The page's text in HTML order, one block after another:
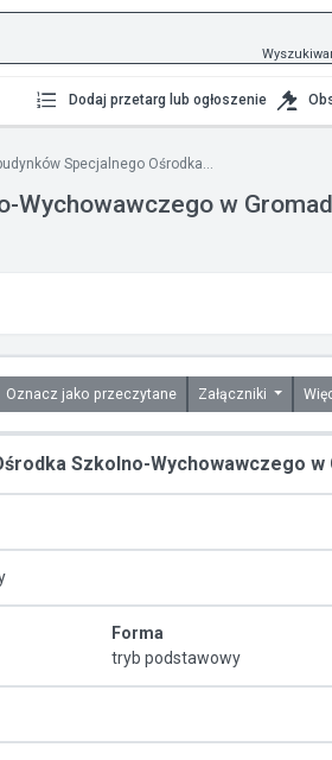
Dodaj przetarg lub ogłoszenie
Specjalnego Ośrodka...
Wychowawczego w
Oznacz jako przeczytane Załączniki
Szkolno-Wychowawczego w
Forma
tryb podstawowy